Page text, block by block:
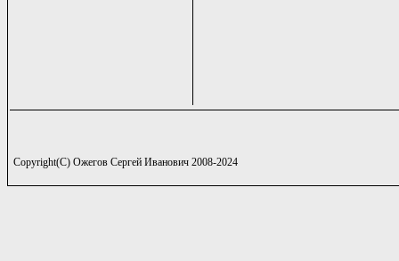
Copyright(C) Ожегов Сергей Иванович 2008-2024